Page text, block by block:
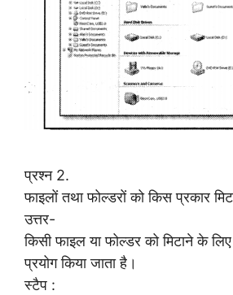
प्रश्न 2.
फाइलों तथा फोल्डरों को किस प्रकार
उत्तर-
किसी फाइल या फोल्डर को मिटाने के
प्रयोग किया जाता है।
स्टैप :